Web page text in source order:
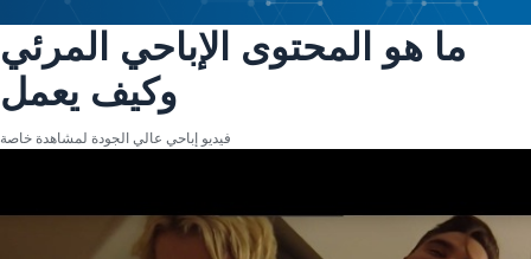
ما هو المحتوى الإباحي المرئي
وكيف يعمل
فيديو إباحي عالي الجودة لمشاهدة خاصة